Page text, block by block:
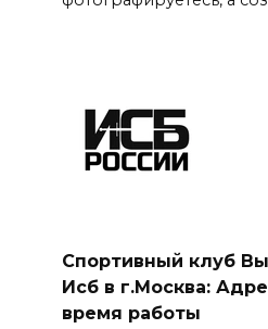
Спортивный клуб
Исб в г.Москва:
время работы